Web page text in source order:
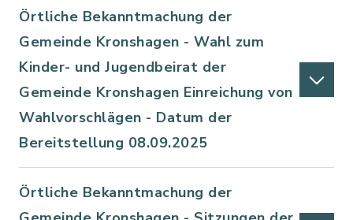
Örtliche Bekanntmachung der
Gemeinde Kronshagen - Wahl zum
Kinder- und Jugendbeirat der
Gemeinde Kronshagen Einreichung von
Wahlvorschlägen - Datum der
Bereitstellung 08.09.2025
Örtliche Bekanntmachung der